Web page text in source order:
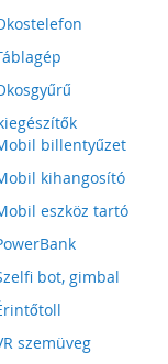
billentyűzet
kihangosító
eszköz tartó
bot, gimbal
szemüveg